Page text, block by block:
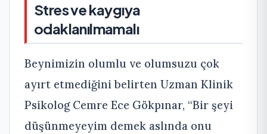
Stres ve kaygıya
odaklanılmamalı
Beynimizin olumlu ve olumsuzu çok
ayırt etmediğini belirten Uzman Klinik
Psikolog Cemre Ece Gökpınar, “Bir şeyi
düşünmeyeyim demek aslında onu